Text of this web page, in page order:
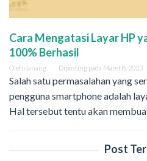
Cara Mengatasi Layar HP
100% Berhasil
Oleh danang Diposting pada Maret 8, 2023
Salah satu permasalahan yang
pengguna smartphone adalah
Hal tersebut tentu akan
Post